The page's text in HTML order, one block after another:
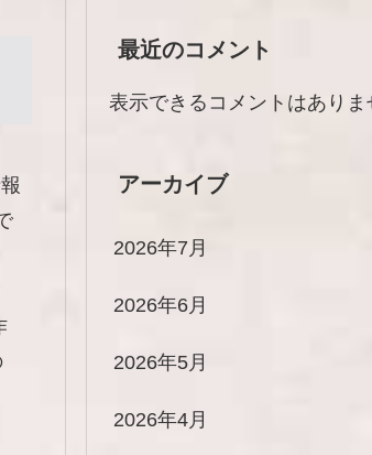
最近のコメント
表示できるコメントはありま
アーカイブ
2026年7月
2026年6月
2026年5月
2026年4月